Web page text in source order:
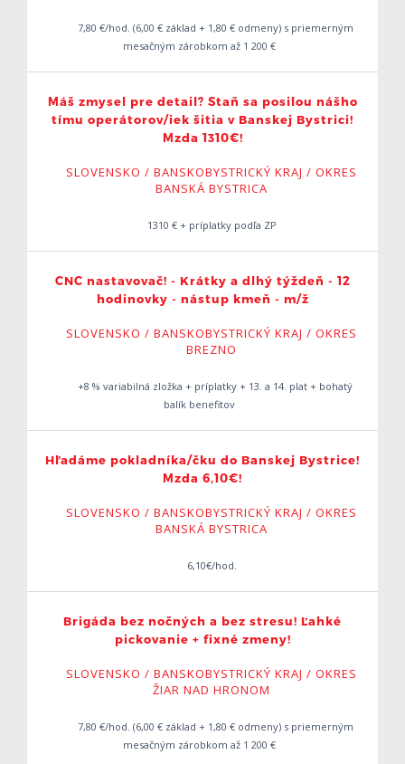
7,80 €/hod. (6,00 € základ + 1,80 € odmeny) s priemerným
mesačným zárobkom až 1 200 €
Máš zmysel pre detail? Staň sa posilou nášho
tímu operátorov/iek šitia v Banskej Bystrici!
Mzda 1310€!
SLOVENSKO / BANSKOBYSTRICKÝ KRAJ / OKRES
BANSKÁ BYSTRICA
1310 € + príplatky podľa ZP
CNC nastavovač! - Krátky a dlhý týždeň - 12
hodinovky - nástup kmeň - m/ž
SLOVENSKO / BANSKOBYSTRICKÝ KRAJ / OKRES
BREZNO
+8 % variabilná zložka + príplatky + 13. a 14. plat + bohatý
balík benefitov
Hľadáme pokladníka/čku do Banskej Bystrice!
Mzda 6,10€!
SLOVENSKO / BANSKOBYSTRICKÝ KRAJ / OKRES
BANSKÁ BYSTRICA
6,10€/hod.
Brigáda bez nočných a bez stresu! Ľahké
pickovanie + fixné zmeny!
SLOVENSKO / BANSKOBYSTRICKÝ KRAJ / OKRES
ŽIAR NAD HRONOM
7,80 €/hod. (6,00 € základ + 1,80 € odmeny) s priemerným
mesačným zárobkom až 1 200 €